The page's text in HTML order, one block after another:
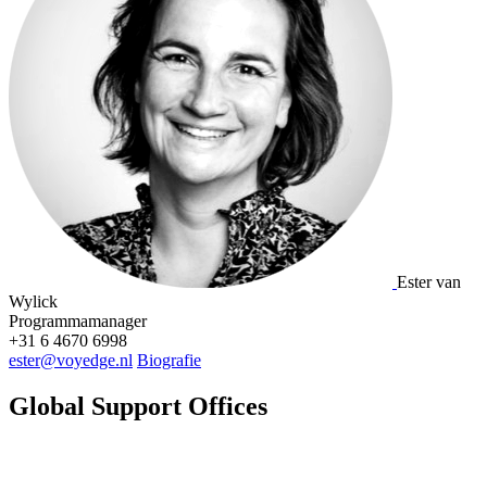
Ester van
Wylick
Programmamanager
+31 6 4670 6998
ester@voyedge.nl Biografie
Global Support Offices